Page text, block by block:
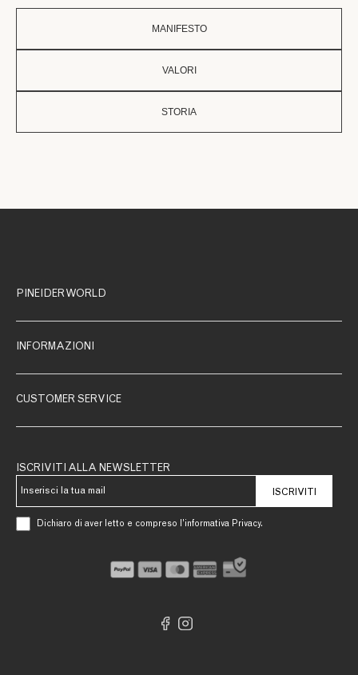
MANIFESTO
VALORI
STORIA
PINEIDER WORLD
INFORMAZIONI
CUSTOMER SERVICE
ISCRIVITI ALLA NEWSLETTER
ISCRIVITI
Dichiaro di aver letto e compreso l’informativa Privacy.